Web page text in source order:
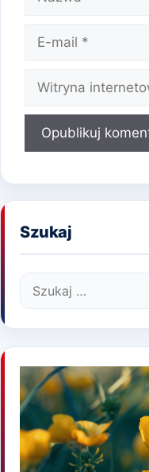
Witryna
Szukaj
Szukaj: